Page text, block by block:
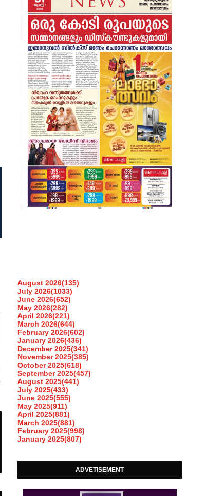
August 2026(135)
July 2026(1033)
June 2026(652)
May 2026(282)
April 2026(221)
March 2026(644)
February 2026(602)
January 2026(436)
December 2025(341)
November 2025(385)
October 2025(618)
September 2025(457)
August 2025(441)
July 2025(433)
June 2025(555)
May 2025(911)
April 2025(881)
March 2025(881)
February 2025(998)
January 2025(807)
ADVETISEMENT